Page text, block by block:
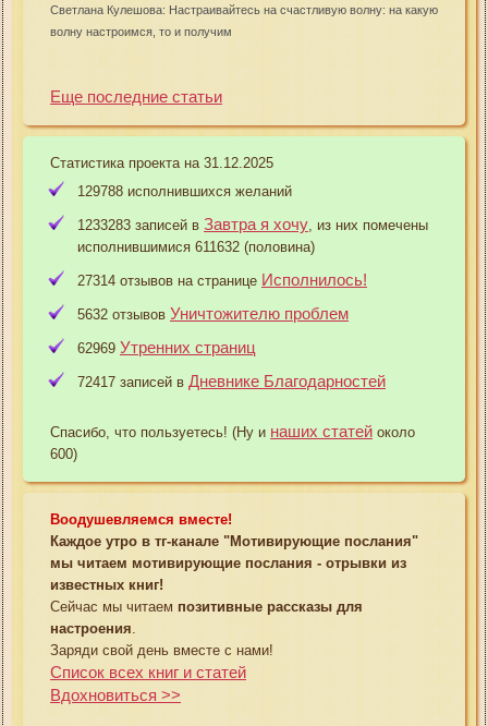
Светлана Кулешова: Настраивайтесь на счастливую волну: на какую
волну настроимся, то и получим
Еще последние статьи
Статистика проекта на 31.12.2025
129788 исполнившихся желаний
1233283 записей в Завтра я хочу , из них помечены
исполнившимися 611632 (половина)
27314 отзывов на странице Исполнилось!
5632 отзывов Уничтожителю проблем
62969 Утренних страниц
72417 записей в Дневнике Благодарностей
Спасибо, что пользуетесь! (Ну и наших статей около
600)
Воодушевляемся вместе!
Каждое утро в тг-канале "Мотивирующие послания"
мы читаем мотивирующие послания - отрывки из
известных книг!
Сейчас мы читаем позитивные рассказы для
настроения
Заряди свой день вместе с нами!
Список всех книг и статей
Вдохновиться >>